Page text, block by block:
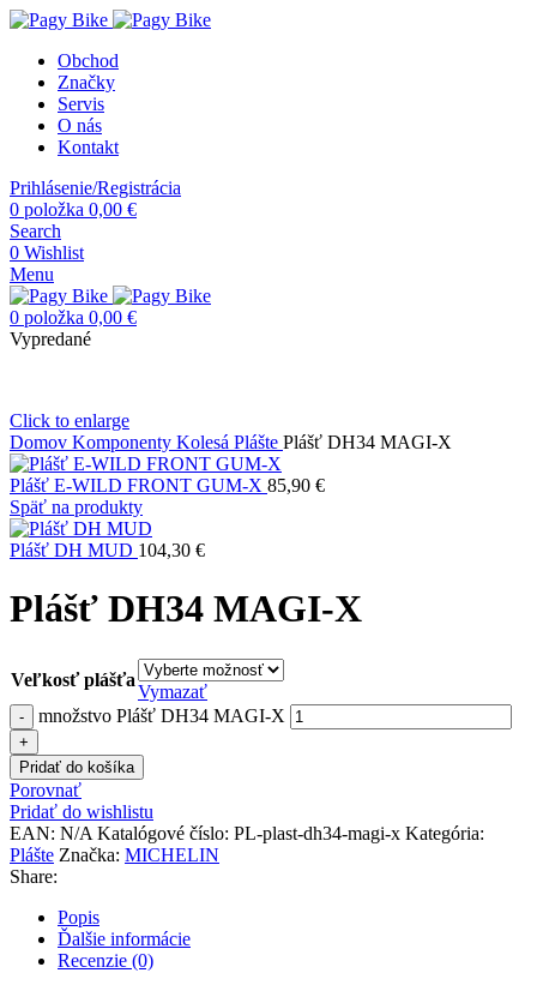
Obchod
Značky
Servis
O nás
Kontakt
Prihlásenie/Registrácia
0 položka 0,00 €
Search
0 Wishlist
Menu
0 položka 0,00 €
Vypredané
Click to enlarge
Domov Komponenty Kolesá Plášte Plášť DH34 MAGI-X
Plášť E-WILD FRONT GUM-X 85,90 €
Späť na produkty
Plášť DH MUD 104,30 €
Plášť DH34 MAGI-X
Veľkosť plášťa
Vymazať
množstvo Plášť DH34 MAGI-X
Pridať do košíka
Porovnať
Pridať do wishlistu
EAN: N/A Katalógové číslo: PL-plast-dh34-magi-x Kategória:
Plášte Značka: MICHELIN
Share:
Popis
Ďalšie informácie
Recenzie (0)